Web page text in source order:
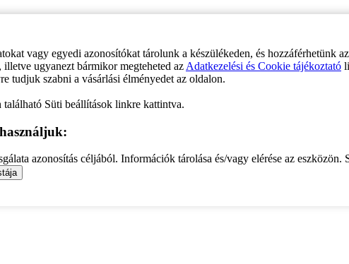
vagy egyedi azonosítókat tárolunk a készülékeden, és hozzáférhetünk
ugyanezt bármikor megteheted az Adatkezelési és Cookie tájékoztató
tudjuk szabni a vásárlási élményedet az oldalon.
Süti beállítások linkre kattintva.
azonosítás céljából. Információk tárolása és/vagy elérése az eszközön.